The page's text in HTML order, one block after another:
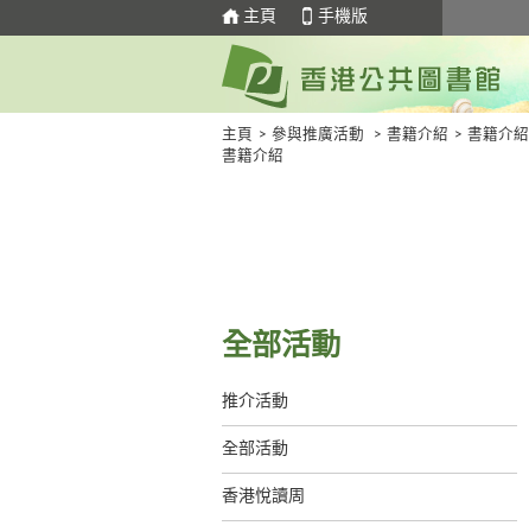
主頁 手機版
主頁 > 參與推廣活動 > 書籍介紹 > 書籍介紹
書籍介紹
全部活動
推介活動
全部活動
香港悅讀周